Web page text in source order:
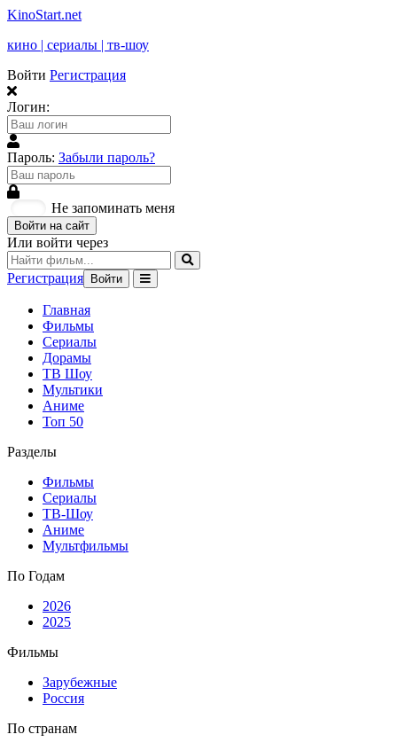
KinoStart.net
кино | сериалы | тв-шоу
Войти Регистрация
Логин:
Пароль: Забыли пароль?
Не запоминать меня
Войти на сайт
Или войти через
Регистрация Войти
Главная
Фильмы
Сериалы
Дорамы
ТВ Шоу
Мультики
Аниме
Топ 50
Разделы
Фильмы
Сериалы
ТВ-Шоу
Аниме
Мультфильмы
По Годам
2026
2025
Фильмы
Зарубежные
Россия
По странам